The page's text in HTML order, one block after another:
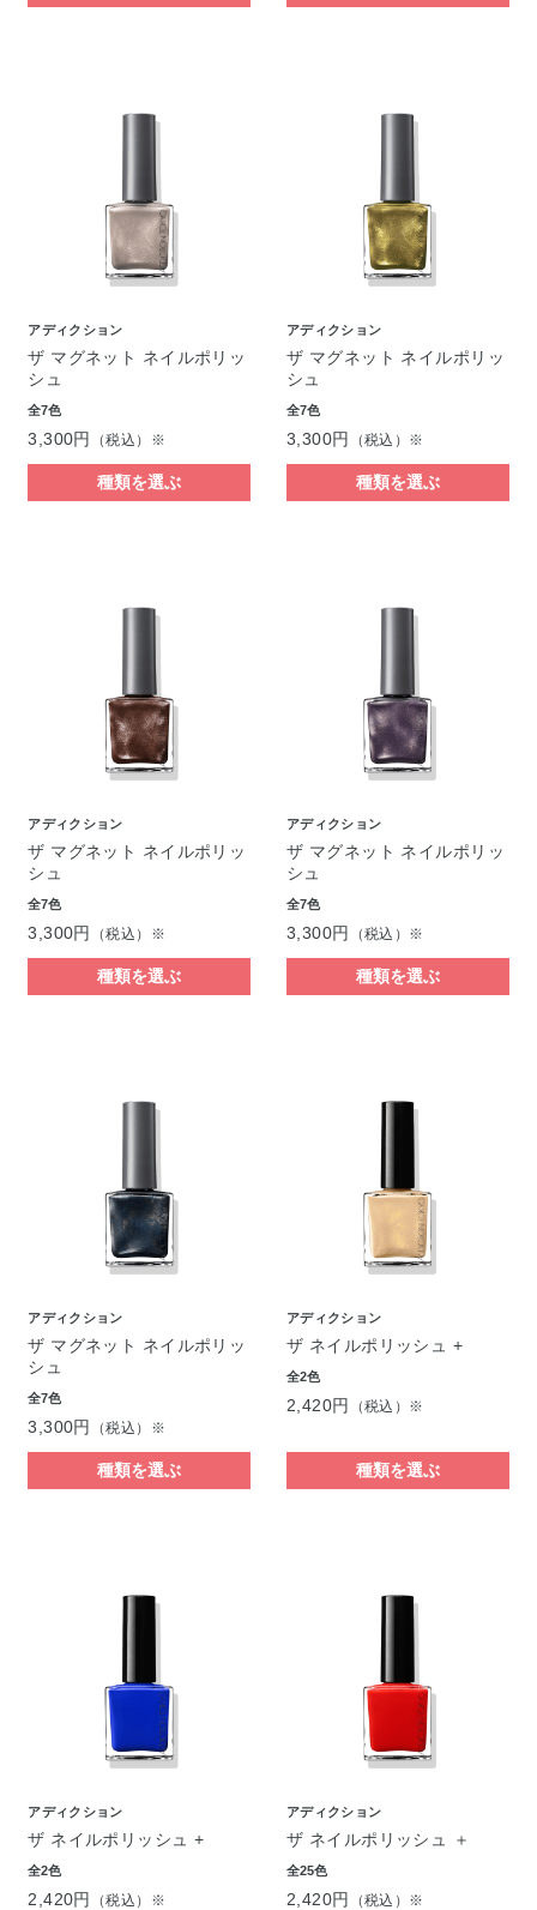
アディクション
ザ マグネット ネイルポリッ
シュ
全7色
3,300円 （税込）※
種類を選ぶ
アディクション
ザ マグネット ネイルポリッ
シュ
全7色
3,300円 （税込）※
種類を選ぶ
アディクション
ザ マグネット ネイルポリッ
シュ
全7色
3,300円 （税込）※
種類を選ぶ
アディクション
ザ マグネット ネイルポリッ
シュ
全7色
3,300円 （税込）※
種類を選ぶ
アディクション
ザ マグネット ネイルポリッ
シュ
全7色
3,300円 （税込）※
種類を選ぶ
アディクション
ザ ネイルポリッシュ +
全2色
2,420円 （税込）※
種類を選ぶ
アディクション
ザ ネイルポリッシュ +
全2色
2,420円 （税込）※
アディクション
ザ ネイルポリッシュ ＋
全25色
2,420円 （税込）※